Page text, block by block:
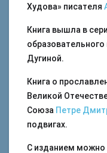
Худова» писателя
Книга вышла в
Дугиной.
Книга о
Великой
Союза Петре
подвигах.
С изданием можно